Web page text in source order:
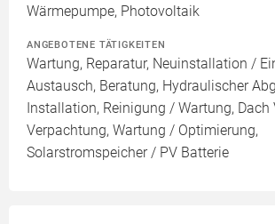
Wärmepumpe, Photovoltaik
ANGEBOTENE TÄTIGKEITEN
Wartung, Reparatur, Neuinstallation /
Austausch, Beratung, Hydraulischer
Installation, Reinigung / Wartung,
Verpachtung, Wartung / Optimierung,
Solarstromspeicher / PV Batterie